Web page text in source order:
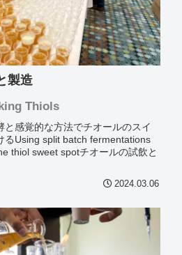
製造
Thiols
と感覚的な方法でチオールのスイ
るUsing split batch fermentations
thiol sweet spotチオールの試飲と
2024.03.06